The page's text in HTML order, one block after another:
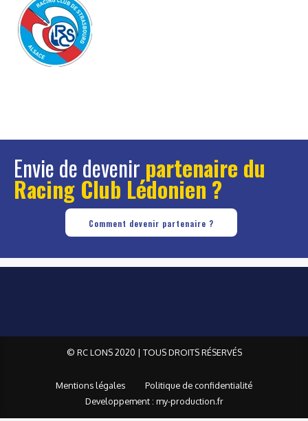
Envie de devenir partenaire du
Racing Club Lédonien ?
Comment devenir partenaire ?
© RC LONS 2020 | TOUS DROITS RÉSERVÉS
Mentions légales
Politique de confidentialité
Developpement : my-production.fr